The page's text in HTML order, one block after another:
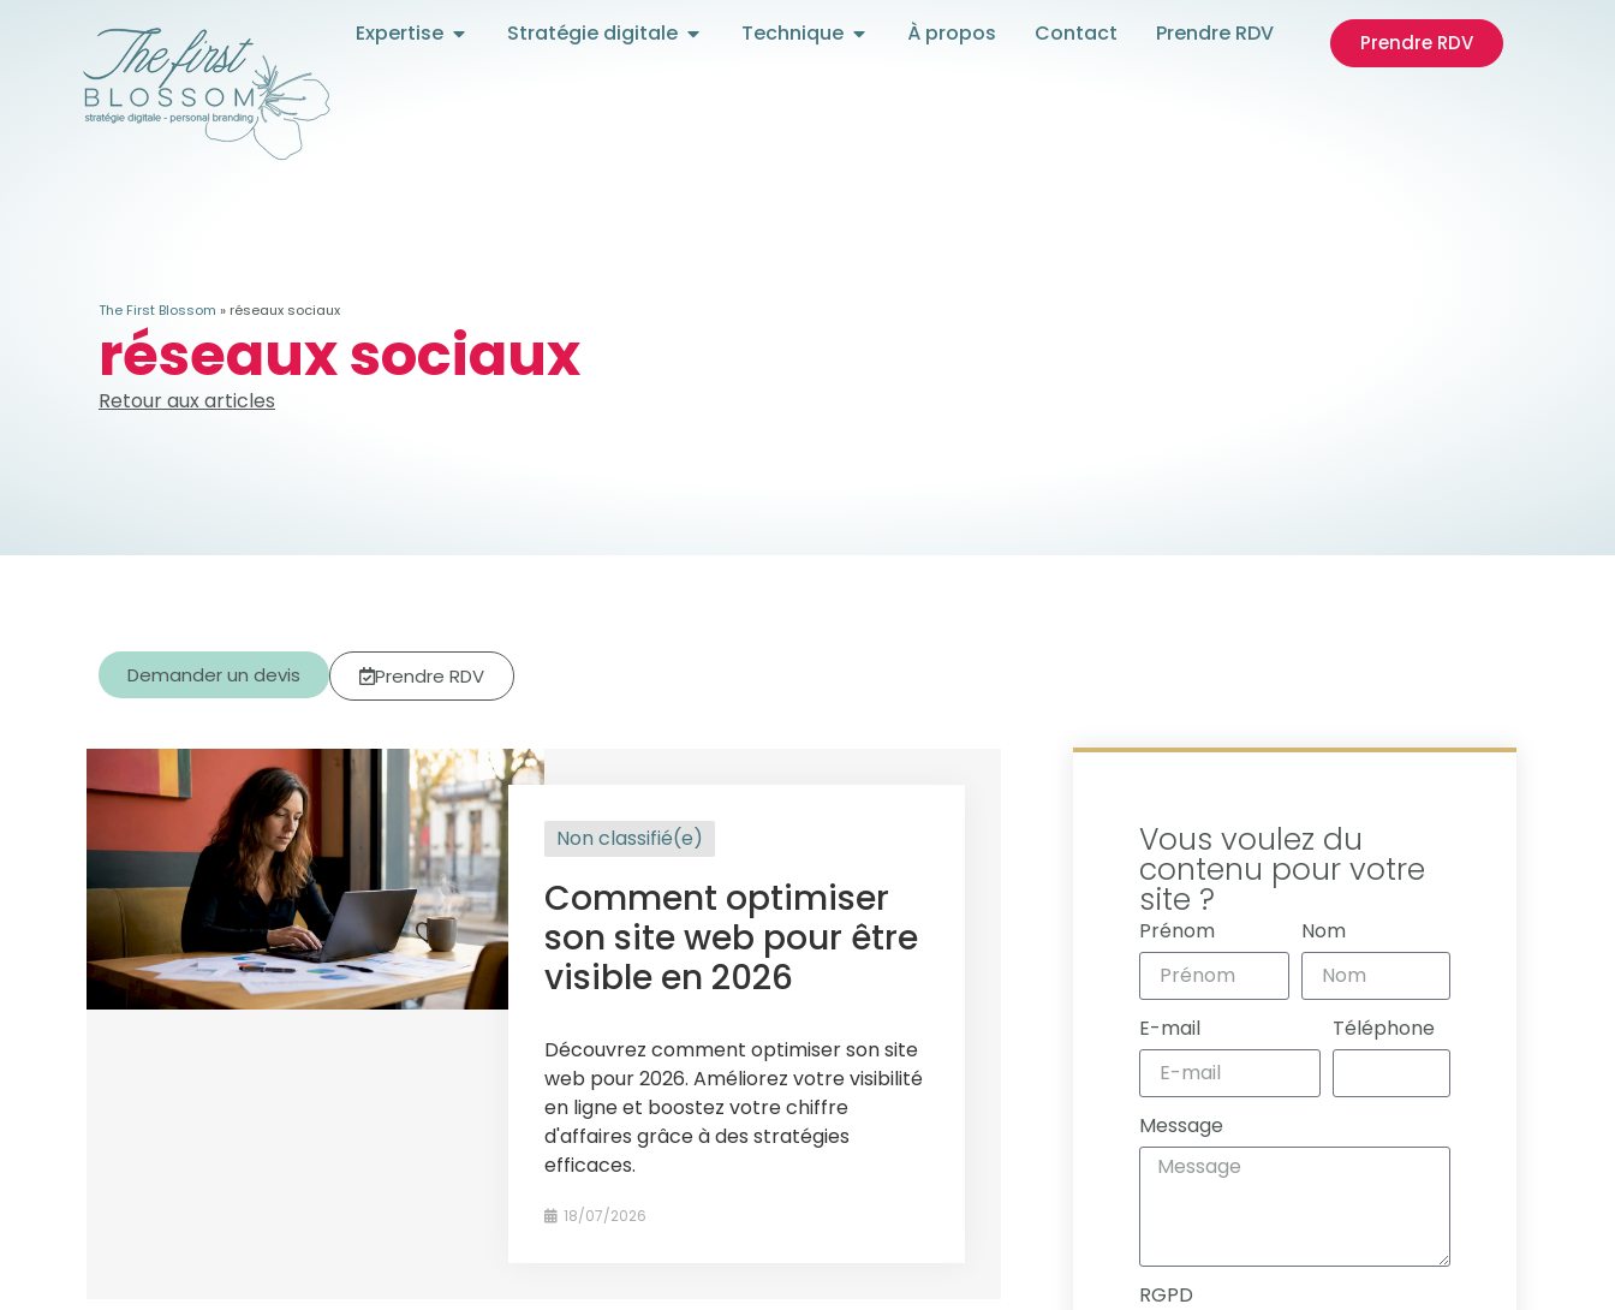
Expertise Stratégie digitale Technique À propos Contact Prendre RDV Prendre RDV
The First Blossom » réseaux sociaux
réseaux sociaux
Retour aux articles
Demander un devis Prendre RDV
Non classifié(e)
Comment optimiser
son site web pour être
visible en 2026
Découvrez comment optimiser son site
web pour 2026. Améliorez votre visibilité
en ligne et boostez votre chiffre
d'affaires grâce à des stratégies
efficaces.
18/07/2026
Vous voulez du
contenu pour votre
site ?
Prénom Nom
E-mail Téléphone
Message
RGPD